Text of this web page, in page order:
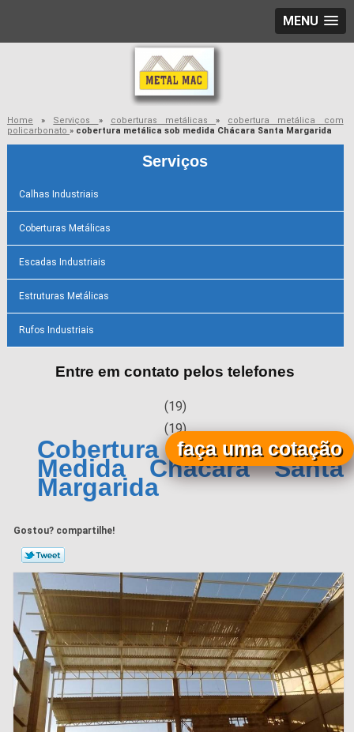
MENU
Home » Serviços » coberturas metálicas» cobertura metálica com
policarbonato » cobertura metálica sob medida Chácara Santa Margarida
Serviços
Calhas Industriais
Coberturas Metálicas
Escadas Industriais
Estruturas Metálicas
Rufos Industriais
Entre em contato pelos telefones
(19)
(19)
Cobertura Metálica sob
Medida Chácara Santa
Margarida
Gostou? compartilhe!
faça uma cotação